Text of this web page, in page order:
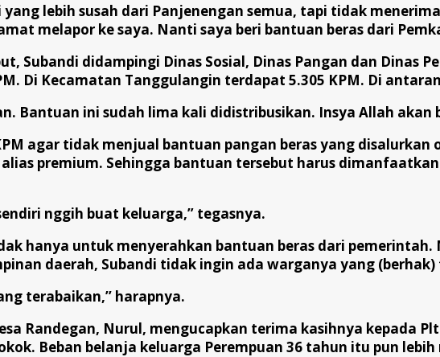
lebih susah dari Panjenengan semua, tapi tidak
melapor ke saya. Nanti saya beri bantuan beras dari
Subandi didampingi Dinas Sosial, Dinas Pangan dan Dinas
Di Kecamatan Tanggulangin terdapat 5.305 KPM. Di
Bantuan ini sudah lima kali didistribusikan. Insya Allah
agar tidak menjual bantuan pangan beras yang
premium. Sehingga bantuan tersebut harus
nggih buat keluarga,” tegasnya.
hanya untuk menyerahkan bantuan beras dari
daerah, Subandi tidak ingin ada warganya yang
terabaikan,’’ harapnya.
Randegan, Nurul, mengucapkan terima kasihnya kepada
Beban belanja keluarga Perempuan 36 tahun itu pun lebih